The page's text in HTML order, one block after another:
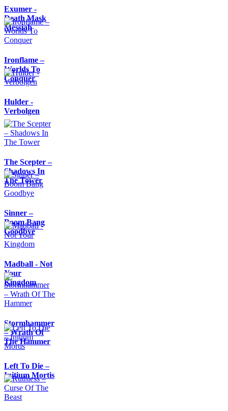
Exumer -
Death Mask
Messiah
Ironflame –
Worlds To
Conquer
Hulder -
Verbolgen
The Scepter –
Shadows In
The Tower
Sinner –
Boom Bang
Goodbye
Madball - Not
Your
Kingdom
Stormhammer
– Wrath Of
The Hammer
Left To Die –
Initium Mortis